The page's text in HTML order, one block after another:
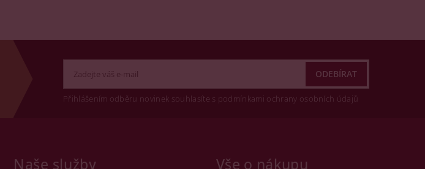
Přihlášením odběru novinek souhlasíte s podmínkami ochrany osobních údajů
Naše služby Vše o nákupu